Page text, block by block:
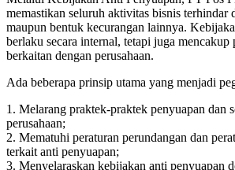
memastikan seluruh aktivitas bisnis terhindar
maupun bentuk kecurangan lainnya.
berlaku secara internal, tetapi juga
berkaitan dengan perusahaan.
Ada beberapa prinsip utama yang menjadi
1. Melarang praktek-praktek penyuapan dan
perusahaan;
2. Mematuhi peraturan perundangan dan
terkait anti penyuapan;
3. Menyelaraskan kebijakan anti penyuapan